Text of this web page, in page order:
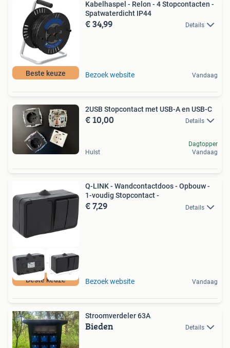
Beste keuze
Kabelhaspel - Relon - 4 Stopcontacten -
Spatwaterdicht IP44
€ 34,99 Details
Bezoek website Vandaag
2USB Stopcontact met USB-A en USB-C
€ 10,00 Details
Hulst
Dagtopper
Vandaag
Beste keuze
Q-LINK - Wandcontactdoos - Opbouw -
1-voudig Stopcontact -
€ 7,29 Details
Bezoek website Vandaag
Stroomverdeler 63A
Bieden Details